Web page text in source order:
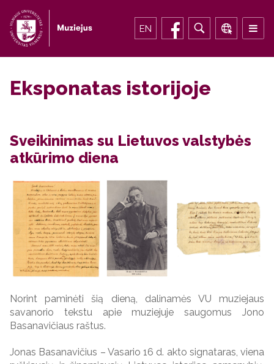
EN
Eksponatas istorijoje
Sveikinimas su Lietuvos valstybės
atkūrimo diena
Norint paminėti šią dieną, dalinamės VU muziejaus
savanorio tekstu apie muziejuje saugomus Jono
Basanavičiaus raštus.
Jonas Basanavičius – Vasario 16 d. akto signataras, viena